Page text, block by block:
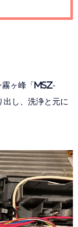
霧ヶ峰「MSZ-
し、洗浄と元に